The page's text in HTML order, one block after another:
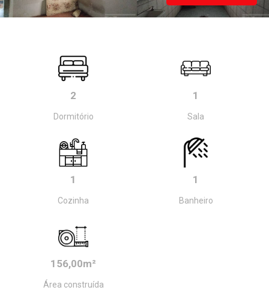
2
Dormitório
1
Sala
1
Cozinha
1
Banheiro
156,00m²
Área construída